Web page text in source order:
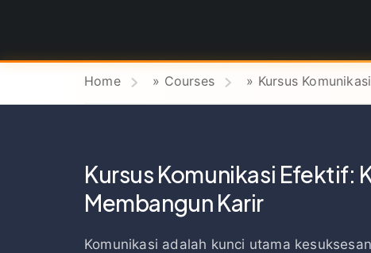
Home » Courses » Kursus
Kursus Komunikasi Efektif:
Membangun Karir
Komunikasi adalah kunci utama